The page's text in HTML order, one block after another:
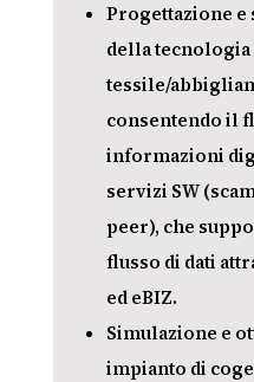
Progettazione e
della tecnologia
tessile/
consentendo il
informazioni
servizi SW
peer), che
flusso di dati
ed eBIZ.
Simulazione e
impianto di